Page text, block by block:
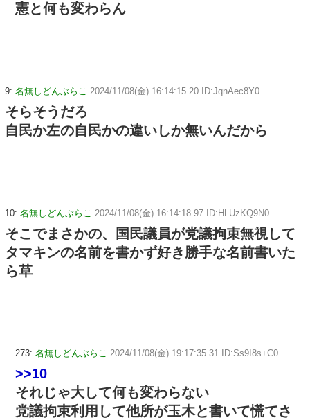
憲と何も変わらん
9: 名無しどんぶらこ 2024/11/08(金) 16:14:15.20 ID:JqnAec8Y0
そらそうだろ
自民か左の自民かの違いしか無いんだから
10: 名無しどんぶらこ 2024/11/08(金) 16:14:18.97 ID:HLUzKQ9N0
そこでまさかの、国民議員が党議拘束無視して
タマキンの名前を書かず好き勝手な名前書いた
ら草
273: 名無しどんぶらこ 2024/11/08(金) 19:17:35.31 ID:Ss9I8s+C0
>>10
それじゃ大して何も変わらない
党議拘束利用して他所が玉木と書いて慌てさ